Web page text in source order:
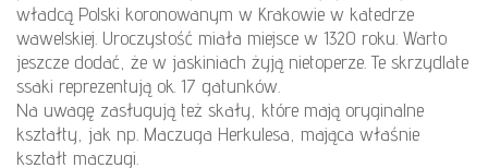
władcą Polski koronowanym w Krakowie w katedrze
wawelskiej. Uroczystość miała miejsce w 1320 roku. Warto
jeszcze dodać, że w jaskiniach żyją nietoperze. Te skrzydlate
ssaki reprezentują ok. 17 gatunków.
Na uwagę zasługują też skały, które mają oryginalne
kształty, jak np. Maczuga Herkulesa, mająca właśnie
kształt maczugi.